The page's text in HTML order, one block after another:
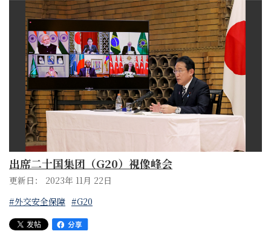
出席二十国集团（G20）視像峰会
更新日： 2023年 11月 22日
#外交安全保障 #G20